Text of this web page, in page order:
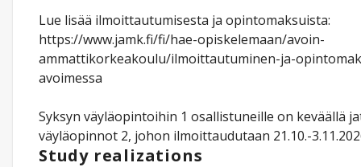
Lue lisää ilmoittautumisesta ja opintomaksuista:
https://www.jamk.fi/fi/hae-opiskelemaan/avoin-
ammattikorkeakoulu/ilmoittautuminen-ja-
avoimessa
Syksyn väyläopintoihin 1 osallistuneille on keväällä
väyläopinnot 2, johon ilmoittaudutaan 21.10.-
Study realizations